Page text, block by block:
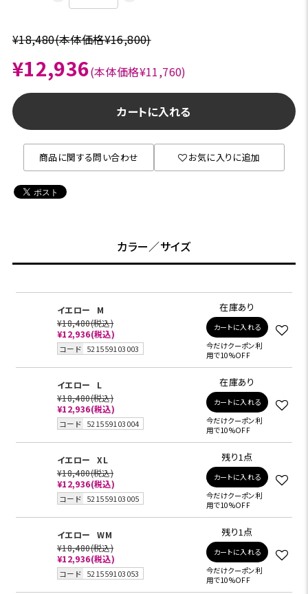
¥18,480(本体価格¥16,800)
¥12,936(本体価格¥11,760)
カートに入れる
商品に関する問い合わせ お気に入りに追加
カラー／サイズ
イエロー
M
¥18,480(税込)
¥12,936(税込)
コード 521559103003
在庫あり
カートに入れる
今だけクーポン利
用で10%OFF
イエロー
L
¥18,480(税込)
¥12,936(税込)
コード 521559103004
在庫あり
カートに入れる
今だけクーポン利
用で10%OFF
イエロー
XL
¥18,480(税込)
¥12,936(税込)
コード 521559103005
残り1点
カートに入れる
今だけクーポン利
用で10%OFF
イエロー
WM
¥18,480(税込)
¥12,936(税込)
コード 521559103053
残り1点
カートに入れる
今だけクーポン利
用で10%OFF